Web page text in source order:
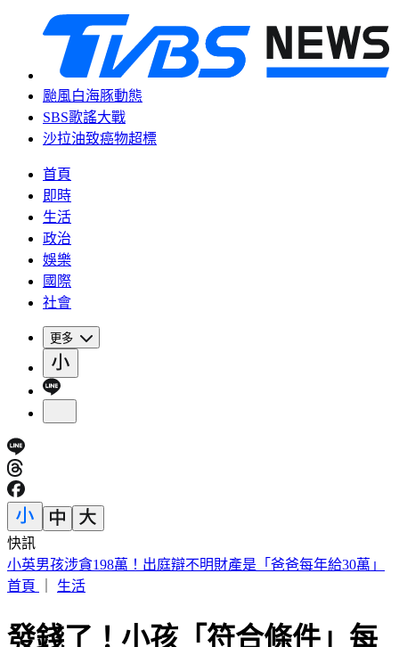
颱風白海豚動態
SBS歌謠大戰
沙拉油致癌物超標
首頁
即時
生活
政治
娛樂
國際
社會
更多
快訊
診所掛蔣萬安布條！名醫黃禎憲遭出征 網曝「八仙暖舉」聲
援